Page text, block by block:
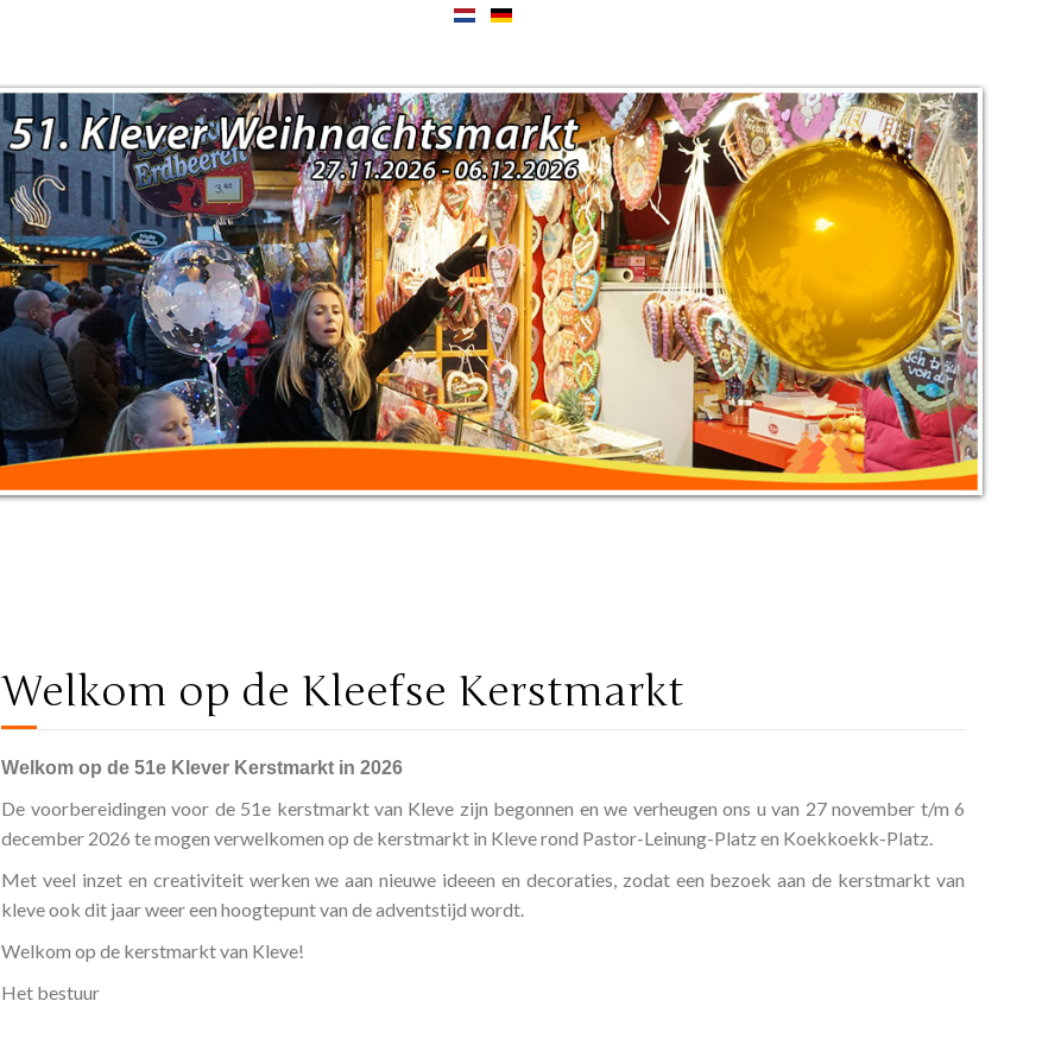
Welkom op de Kleefse Kerstmarkt
Welkom op de 51e Klever Kerstmarkt in 2026
De voorbereidingen voor de 51e kerstmarkt van Kleve zijn begonnen en we verheugen ons u van 27 november t/m 6
december 2026 te mogen verwelkomen op de kerstmarkt in Kleve rond Pastor-Leinung-Platz en Koekkoekk-Platz.
Met veel inzet en creativiteit werken we aan nieuwe ideeen en decoraties, zodat een bezoek aan de kerstmarkt van
kleve ook dit jaar weer een hoogtepunt van de adventstijd wordt.
Welkom op de kerstmarkt van Kleve!
Het bestuur